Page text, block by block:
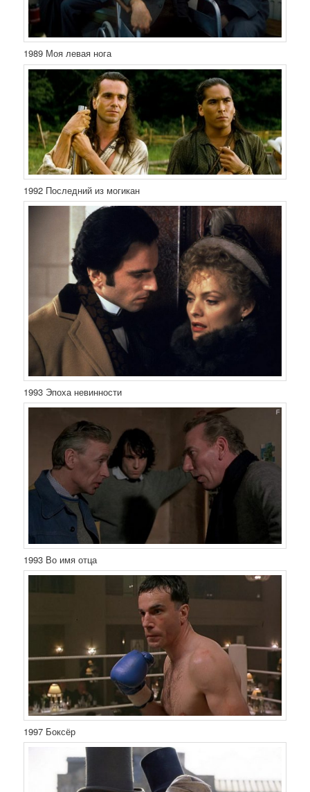
1989 Моя левая нога
1992 Последний из могикан
1993 Эпоха невинности
1993 Во имя отца
1997 Боксёр